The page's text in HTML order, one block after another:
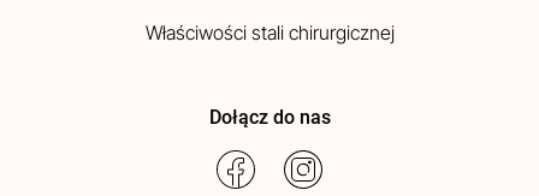
Właściwości stali chirurgicznej
Dołącz do nas